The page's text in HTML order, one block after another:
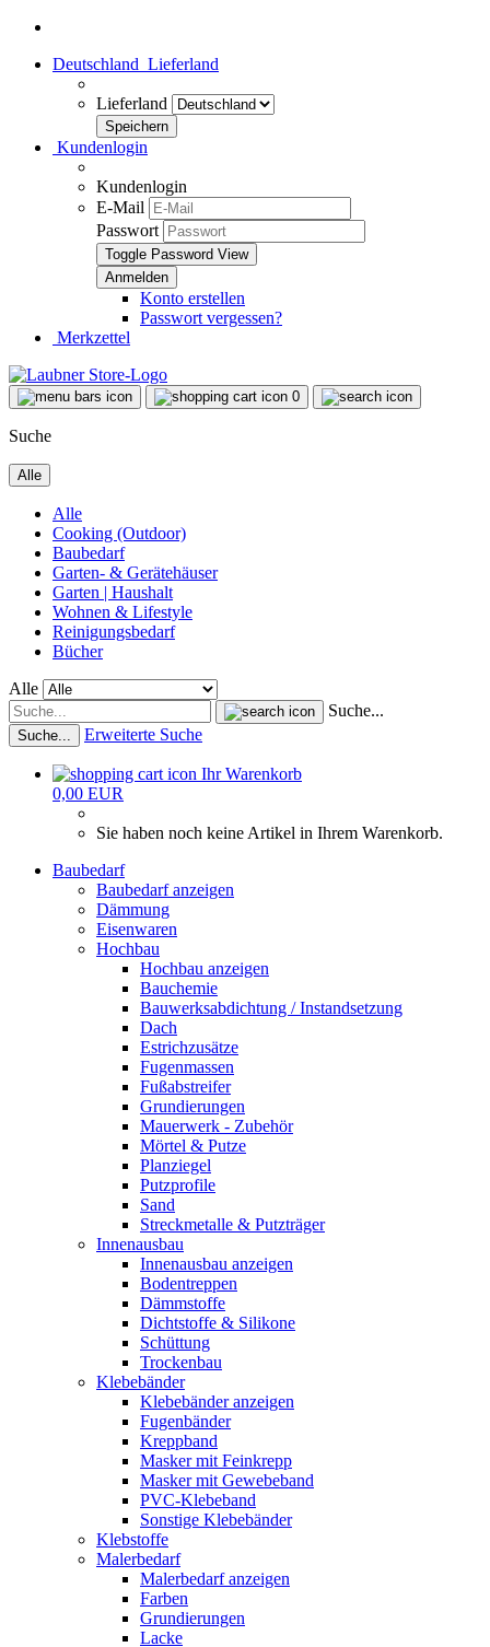
Deutschland Lieferland
Lieferland
Kundenlogin
Kundenlogin
E-Mail
Passwort
Toggle Password View
Konto erstellen
Passwort vergessen?
Merkzettel
0
Suche
Alle
Alle
Cooking (Outdoor)
Baubedarf
Garten- & Gerätehäuser
Garten | Haushalt
Wohnen & Lifestyle
Reinigungsbedarf
Bücher
Alle
Suche...
Suche... Erweiterte Suche
Ihr Warenkorb
0,00 EUR
Sie haben noch keine Artikel in Ihrem Warenkorb.
Baubedarf
Baubedarf anzeigen
Dämmung
Eisenwaren
Hochbau
Hochbau anzeigen
Bauchemie
Bauwerksabdichtung / Instandsetzung
Dach
Estrichzusätze
Fugenmassen
Fußabstreifer
Grundierungen
Mauerwerk - Zubehör
Mörtel & Putze
Planziegel
Putzprofile
Sand
Streckmetalle & Putzträger
Innenausbau
Innenausbau anzeigen
Bodentreppen
Dämmstoffe
Dichtstoffe & Silikone
Schüttung
Trockenbau
Klebebänder
Klebebänder anzeigen
Fugenbänder
Kreppband
Masker mit Feinkrepp
Masker mit Gewebeband
PVC-Klebeband
Sonstige Klebebänder
Klebstoffe
Malerbedarf
Malerbedarf anzeigen
Farben
Grundierungen
Lacke